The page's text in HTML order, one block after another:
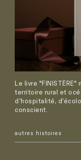
Le livre "FINISTÈRE"
territoire rural et
d’hospitalité,
conscient.
autres histoires